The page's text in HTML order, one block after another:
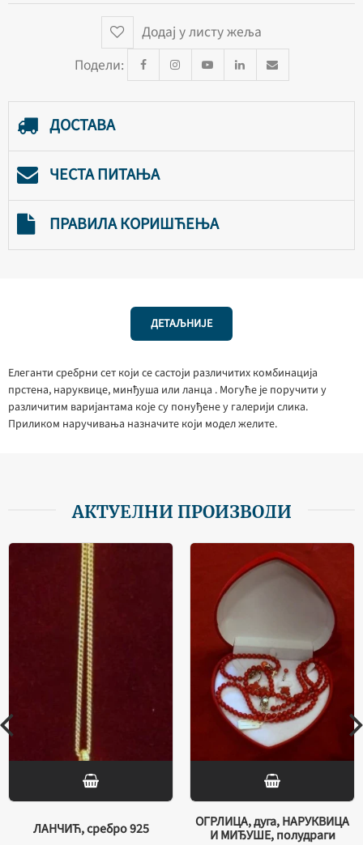
Додај у листу жеља
Подели:
ДОСТАВА
ЧЕСТА ПИТАЊА
ПРАВИЛА КОРИШЋЕЊА
ДЕТАЉНИЈЕ
Елеганти сребрни сет који се састоји различитих комбинација
прстена, наруквице, минђуша или ланца . Могуће је поручити у
различитим варијантама које су понуђене у галерији слика.
Приликом наручивања назначите који модел желите.
АКТУЕЛНИ ПРОИЗВОДИ
ЛАНЧИЋ, сребро 925
ОГРЛИЦА, дуга, НАРУКВИЦА
И МИЂУШЕ, полудраги